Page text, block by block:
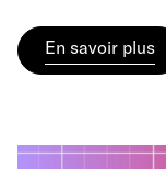
En savoir plus